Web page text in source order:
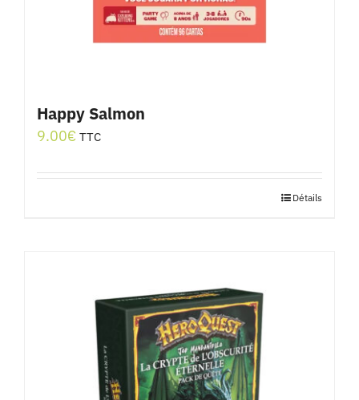
Happy Salmon
9.00€ TTC
Détails